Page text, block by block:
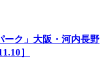
ーク」大阪・河内長野
］